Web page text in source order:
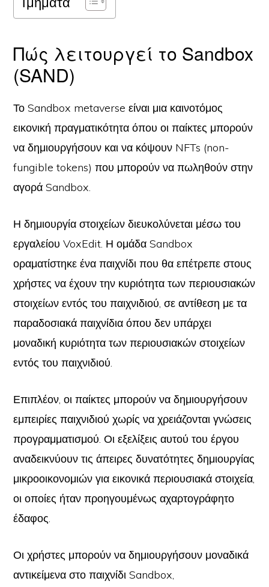
Πώς λειτουργεί το Sandbox
(SAND)
Το Sandbox metaverse είναι μια καινοτόμος
εικονική πραγματικότητα όπου οι παίκτες μπορούν
να δημιουργήσουν και να κόψουν NFTs (non-
fungible tokens) που μπορούν να πωληθούν στην
αγορά Sandbox.
Η δημιουργία στοιχείων διευκολύνεται μέσω του
εργαλείου VoxEdit. Η ομάδα Sandbox
οραματίστηκε ένα παιχνίδι που θα επέτρεπε στους
χρήστες να έχουν την κυριότητα των περιουσιακών
στοιχείων εντός του παιχνιδιού, σε αντίθεση με τα
παραδοσιακά παιχνίδια όπου δεν υπάρχει
μοναδική κυριότητα των περιουσιακών στοιχείων
εντός του παιχνιδιού.
Επιπλέον, οι παίκτες μπορούν να δημιουργήσουν
εμπειρίες παιχνιδιού χωρίς να χρειάζονται γνώσεις
προγραμματισμού. Οι εξελίξεις αυτού του έργου
αναδεικνύουν τις άπειρες δυνατότητες δημιουργίας
μικροοικονομιών για εικονικά περιουσιακά στοιχεία,
οι οποίες ήταν προηγουμένως αχαρτογράφητο
έδαφος.
Οι χρήστες μπορούν να δημιουργήσουν μοναδικά
αντικείμενα στο παιχνίδι Sandbox,